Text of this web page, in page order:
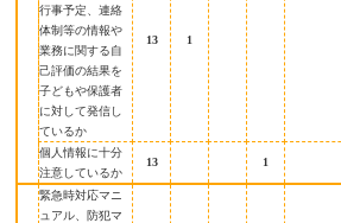
行事予定、連絡
体制等の情報や
業務に関する自
己評価の結果を
子どもや保護者
に対して発信し
ているか
13 1
個人情報に十分
注意しているか
13 1
緊急時対応マニ
ュアル、防犯マ